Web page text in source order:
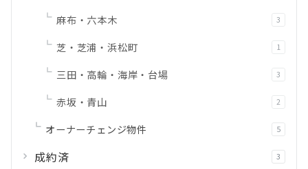
麻布・六本木 3
芝・芝浦・浜松町 1
三田・高輪・海岸・台場 3
赤坂・青山 2
オーナーチェンジ物件 5
成約済 3